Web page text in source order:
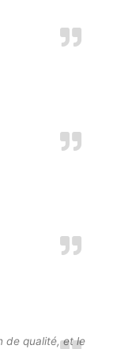
de qualité, et le